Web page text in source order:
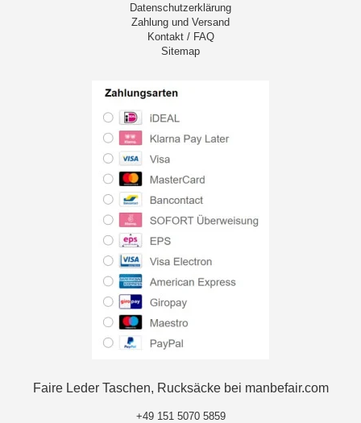
Datenschutzerklärung
Zahlung und Versand
Kontakt / FAQ
Sitemap
Faire Leder Taschen, Rucksäcke bei manbefair.com
+49 151 5070 5859